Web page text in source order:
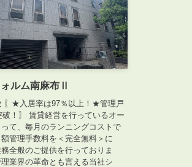
私たちについて
紹介
ルム南麻布Ⅱ
〖★入居率は97％以上！★管理戸
破！〗 賃貸経営を行っているオー
て、毎月のランニングコストで
管理手数料を＜完全無料＞に
全般のご提供を行っておりま
業界の革命とも言える当社シ